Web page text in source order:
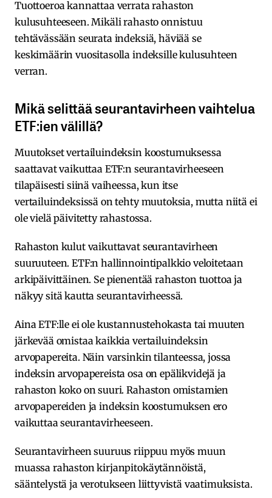
Tuottoeroa kannattaa verrata rahaston
kulusuhteeseen. Mikäli rahasto onnistuu
tehtävässään seurata indeksiä, häviää se
keskimäärin vuositasolla indeksille kulusuhteen
verran.
Mikä selittää seurantavirheen vaihtelua
ETF:ien välillä?
Muutokset vertailuindeksin koostumuksessa
saattavat vaikuttaa ETF:n seurantavirheeseen
tilapäisesti siinä vaiheessa, kun itse
vertailuindeksissä on tehty muutoksia, mutta niitä ei
ole vielä päivitetty rahastossa.
Rahaston kulut vaikuttavat seurantavirheen
suuruuteen. ETF:n hallinnointipalkkio veloitetaan
arkipäivittäinen. Se pienentää rahaston tuottoa ja
näkyy sitä kautta seurantavirheessä.
Aina ETF:lle ei ole kustannustehokasta tai muuten
järkevää omistaa kaikkia vertailuindeksin
arvopapereita. Näin varsinkin tilanteessa, jossa
indeksin arvopapereista osa on epälikvidejä ja
rahaston koko on suuri. Rahaston omistamien
arvopapereiden ja indeksin koostumuksen ero
vaikuttaa seurantavirheeseen.
Seurantavirheen suuruus riippuu myös muun
muassa rahaston kirjanpitokäytännöistä,
sääntelystä ja verotukseen liittyvistä vaatimuksista.